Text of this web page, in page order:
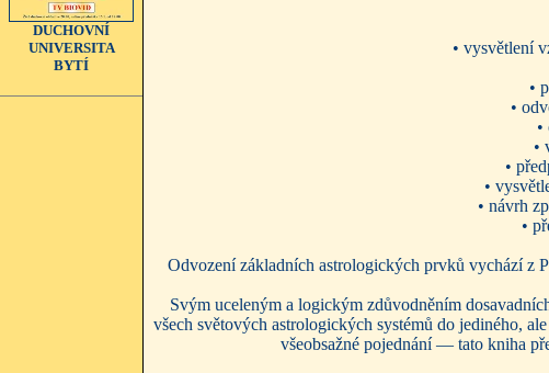
DUCHOVNÍ
UNIVERSITA
BYTÍ
• vysvětlení
•
•
•
•
•
• návrh
•
Odvození základních astrologických prvků vychází z
Svým uceleným a logickým zdůvodněním
všech světových astrologických systémů do jediného,
všeobsažné pojednání — tato kniha